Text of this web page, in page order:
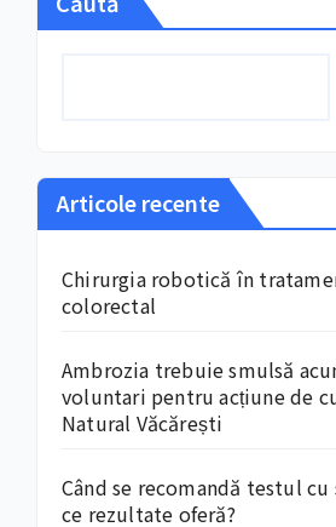
Articole recente
Chirurgia robotică în
colorectal
Ambrozia trebuie smulsă
voluntari pentru acțiune de
Natural Văcărești
Când se recomandă testul
ce rezultate oferă?